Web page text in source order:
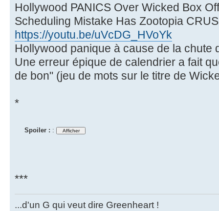
Hollywood PANICS Over Wicked Box
Scheduling Mistake Has Zootopia
https://youtu.be/uVcDG_HVoYk
Hollywood panique à cause de la chute
Une erreur épique de calendrier a fait
de bon" (jeu de mots sur le titre de
*
Spoiler : :
***
...d'un G qui veut dire Greenheart !